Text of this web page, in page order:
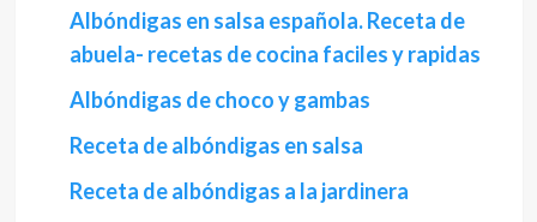
Albóndigas en salsa española. Receta de
abuela- recetas de cocina faciles y rapidas
Albóndigas de choco y gambas
Receta de albóndigas en salsa
Receta de albóndigas a la jardinera